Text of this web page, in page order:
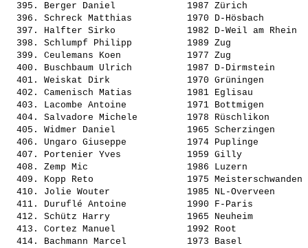
  395.
Berger Daniel
1987 Zürich
  396.
Schreck Matthias
1970 D-Hösbach
  397.
Halfter Sirko
1982 D-Weil am
  398.
Schlumpf Philipp
1989 Zug
  399.
Ceulemans Koen
1977 Zug
  400.
Buschbaum Ulrich
1987 D-Dirmstein
  401.
Weiskat Dirk
1970 Grüningen
  402.
Camenisch Matias
1981 Eglisau
  403.
Lacombe Antoine
1971 Bottmigen
  404.
Salvadore Michele
1978 Rüschlikon
  405.
Widmer Daniel
1965 Scherzingen
  406.
Ungaro Giuseppe
1974 Puplinge
  407.
Portenier Yves
1959 Gilly
  408.
Zemp Mic
1986 Luzern
  409.
Kopp Reto
1975
  410.
Jolie Wouter
1985 NL-
  411.
Duruflé Antoine
1990 F-Paris
  412.
Schütz Harry
1965 Neuheim
  413.
Cortez Manuel
1992 Root
  414.
Bachmann Marcel
1973 Basel